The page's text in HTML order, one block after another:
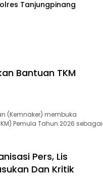
Tanjungpinang
Bantuan TKM
(Kemnaker) membuka
Pemula Tahun 2026 sebagai
Pers, Lis
Dan Kritik